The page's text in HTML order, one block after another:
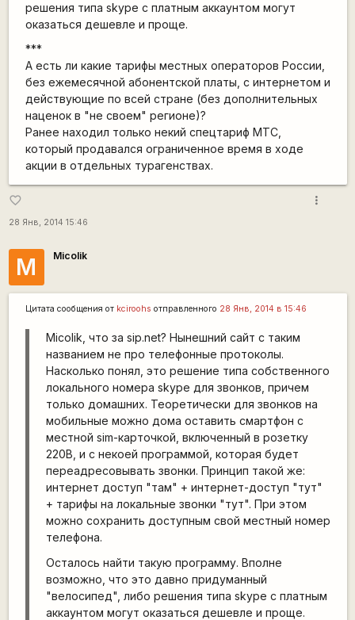
решения типа skype с платным аккаунтом могут
оказаться дешевле и проще.
***
А есть ли какие тарифы местных операторов России,
без ежемесячной абонентской платы, с интернетом и
действующие по всей стране (без дополнительных
наценок в "не своем" регионе)?
Ранее находил только некий спецтариф МТС,
который продавался ограниченное время в ходе
акции в отдельных турагенствах.
favorite_border
28 Янв, 2014 15:46
more_vert
M Micolik
Цитата сообщения от kciroohs отправленного 28 Янв, 2014 в 15:46
Micolik, что за sip.net? Нынешний сайт с таким
названием не про телефонные протоколы.
Насколько понял, это решение типа собственного
локального номера skype для звонков, причем
только домашних. Теоретически для звонков на
мобильные можно дома оставить смартфон с
местной sim-карточкой, включенный в розетку
220В, и с некоей программой, которая будет
переадресовывать звонки. Принцип такой же:
интернет доступ "там" + интернет-доступ "тут"
+ тарифы на локальные звонки "тут". При этом
можно сохранить доступным свой местный номер
телефона.
Осталось найти такую программу. Вполне
возможно, что это давно придуманный
"велосипед", либо решения типа skype с платным
аккаунтом могут оказаться дешевле и проще.